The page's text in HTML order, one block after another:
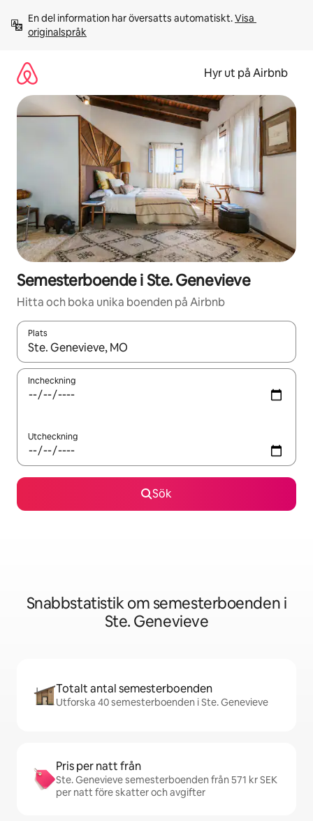
innehåll
En del information har översatts automatiskt. Visa
originalspråk
Hyr ut på Airbnb
Semesterboende i Ste. Genevieve
Hitta och boka unika boenden på Airbnb
Plats
När resultaten är tillgängliga kan du navigera med upp- och
Incheckning
Utcheckning
Sök
Snabbstatistik om semesterboenden i
Ste. Genevieve
Totalt antal semesterboenden
Utforska 40 semesterboenden i Ste. Genevieve
Pris per natt från
Ste. Genevieve semesterboenden från 571 kr SEK
per natt före skatter och avgifter